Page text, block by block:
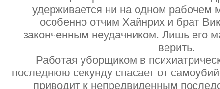
удерживается ни на одном рабочем
особенно отчим Хайнрих и брат
законченным неудачником. Лишь его
верить.
Работая уборщиком в
последнюю секунду спасает от
приводит к непредвиденным